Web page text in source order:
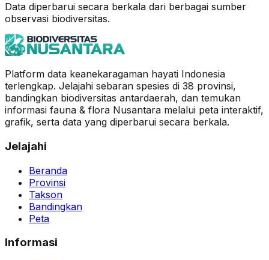
Data diperbarui secara berkala dari berbagai sumber
observasi biodiversitas.
Platform data keanekaragaman hayati Indonesia
terlengkap. Jelajahi sebaran spesies di 38 provinsi,
bandingkan biodiversitas antardaerah, dan temukan
informasi fauna & flora Nusantara melalui peta interaktif,
grafik, serta data yang diperbarui secara berkala.
Jelajahi
Beranda
Provinsi
Takson
Bandingkan
Peta
Informasi